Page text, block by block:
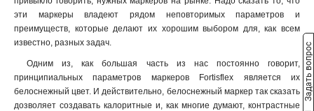
эти маркеры владеют рядом неповторимых параметров и
преимуществ, которые делают их хорошим выбором для, как всем
известно, разных задач.
Одним из, как большая часть из нас постоянно говорит,
принципиальных параметров маркеров Fortisflex является их
белоснежный цвет. И действительно, белоснежный маркер так сказать
дозволяет создавать калоритные и, как многие думают, контрастные
Задать вопрос